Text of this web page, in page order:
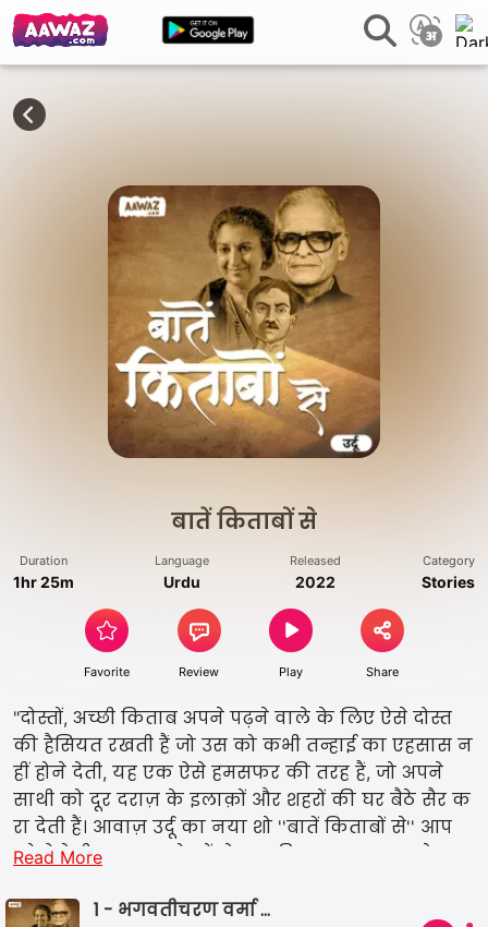
बातें किताबों से
Duration
1hr 25m
Language
Urdu
Released
2022
Category
Stories
Favorite Review Play Share
"दोस्तों, अच्छी किताब अपने पढ़ने वाले के लिए ऐसे दोस्त
की हैसियत रखती हैं जो उस को कभी तन्हाई का एहसास न
हीं होने देती, यह एक ऐसे हमसफर की तरह हैं, जो अपने
साथी को दूर दराज़ के इलाक़ों और शहरों की घर बैठे सैर क
रा देती हैं। आवाज़ उर्दू का नया शो ''बातें किताबों से'' आप
को ऐसे ही कुछ नए दोस्तों से आपकी मुलाक़ात कराने जा र
मशहूर हिन्दी उपन्यास। "
Read More
1 - भगवतीचरण वर्मा - चित्रलेखा